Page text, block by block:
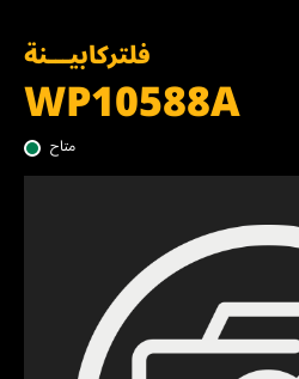
فلتركابيـــنة
WP10588A
متاح